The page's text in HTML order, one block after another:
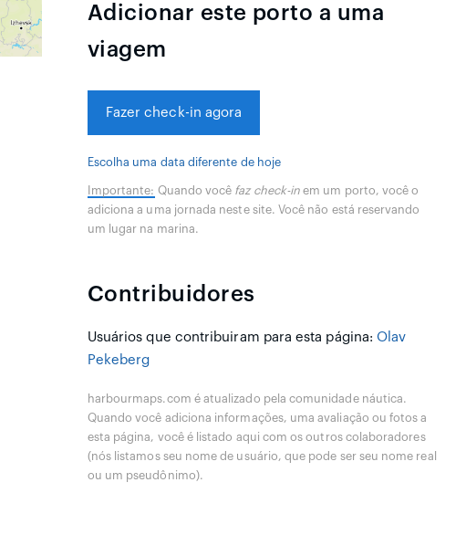
Adicionar este porto a uma
viagem
Fazer check-in agora
Escolha uma data diferente de hoje
Importante: Quando você faz check-in em um porto, você o
adiciona a uma jornada neste site. Você não está reservando
um lugar na marina.
Contribuidores
Usuários que contribuiram para esta página:Olav
Pekeberg
harbourmaps.com é atualizado pela comunidade náutica.
Quando você adiciona informações, uma avaliação ou fotos a
esta página, você é listado aqui com os outros colaboradores
(nós listamos seu nome de usuário, que pode ser seu nome real
ou um pseudônimo).